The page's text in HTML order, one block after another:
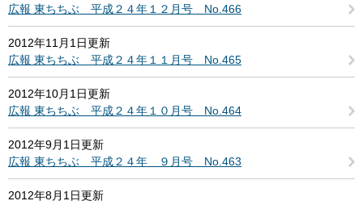
広報 東ちちぶ 平成２４年１２月号 No.466
2012年11月1日更新
広報 東ちちぶ 平成２４年１１月号 No.465
2012年10月1日更新
広報 東ちちぶ 平成２４年１０月号 No.464
2012年9月1日更新
広報 東ちちぶ 平成２４年 ９月号 No.463
2012年8月1日更新